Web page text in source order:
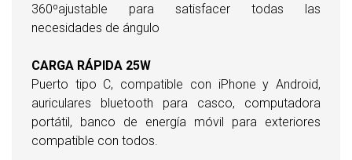
360ºajustable para satisfacer todas las
necesidades de ángulo
CARGA RÁPIDA 25W
Puerto tipo C, compatible con iPhone y Android,
auriculares bluetooth para casco, computadora
portátil, banco de energía móvil para exteriores
compatible con todos.